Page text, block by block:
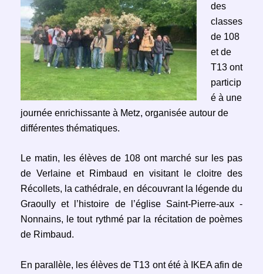
des
classes
de 108
et de
T13 ont
particip
é à une
journée enrichissante à Metz, organisée autour de
différentes thématiques.
Le matin, les élèves de 108 ont marché sur les pas
de Verlaine et Rimbaud en visitant le cloitre des
Récollets, la cathédrale, en découvrant la légende du
Graoully et l’histoire de l’église Saint-Pierre-aux -
Nonnains, le tout rythmé par la récitation de poèmes
de Rimbaud.
En parallèle, les élèves de T13 ont été à IKEA afin de